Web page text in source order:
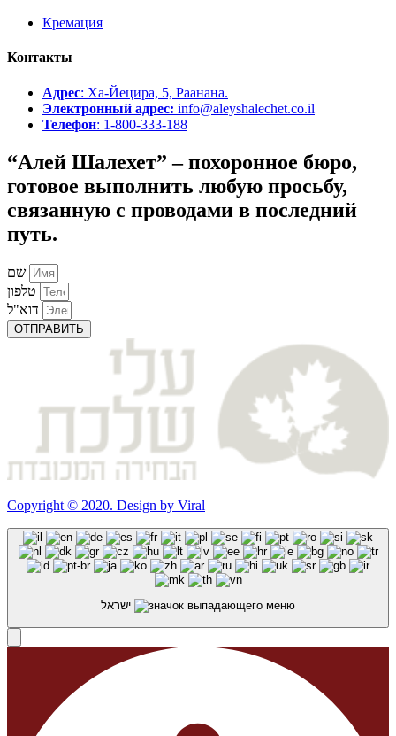
Кремация
Контакты
Адрес: Ха-Йецира, 5, Раанана.
Электронный адрес: info@aleyshalechet.co.il
Телефон: 1-800-333-188
“Алей Шалехет” – похоронное бюро,
готовое выполнить любую просьбу,
связанную с проводами в последний
путь.
ОТПРАВИТЬ
Copyright © 2020. Design by Viral